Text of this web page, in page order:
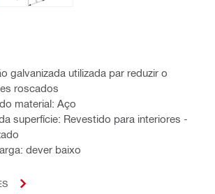
galvanizada utilizada par reduzir o
roscados
material: Aço
superfície: Revestido para interiores -
dever baixo